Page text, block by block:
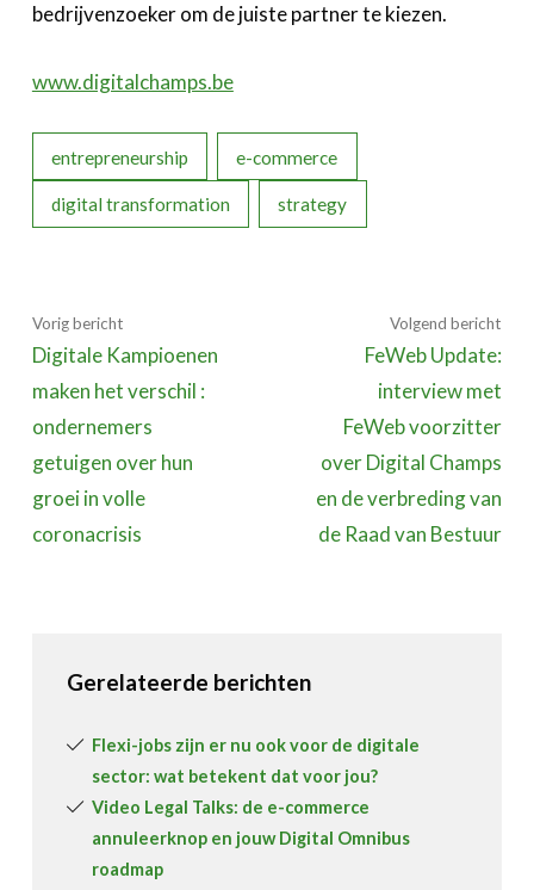
bedrijvenzoeker om de juiste partner te kiezen.
www.digitalchamps.be
entrepreneurship e-commerce
digital transformation strategy
Vorig bericht
Digitale Kampioenen
maken het verschil :
ondernemers
getuigen over hun
groei in volle
coronacrisis
Volgend bericht
FeWeb Update:
interview met
FeWeb voorzitter
over Digital Champs
en de verbreding van
de Raad van Bestuur
Gerelateerde berichten
Flexi-jobs zijn er nu ook voor de digitale
sector: wat betekent dat voor jou?
Video Legal Talks: de e-commerce
annuleerknop en jouw Digital Omnibus
roadmap